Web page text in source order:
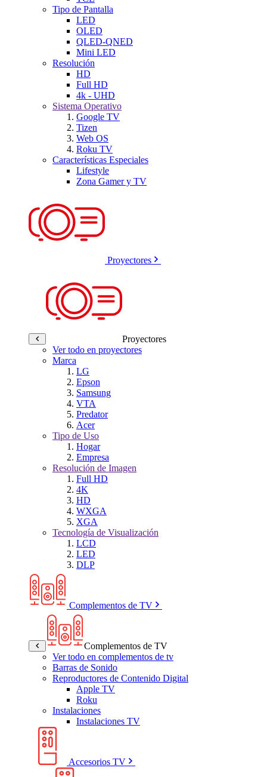
Tipo de Pantalla
LED
OLED
QLED-QNED
Mini LED
Resolución
HD
Full HD
4k - UHD
Sistema Operativo
Google TV
Tizen
Web OS
Roku TV
Características Especiales
Lifestyle
Zona Gamer y TV
Proyectores
Proyectores
Ver todo en proyectores
Marca
LG
Epson
Samsung
VTA
Predator
Acer
Tipo de Uso
Hogar
Empresa
Resolución de Imagen
Full HD
4K
HD
WXGA
XGA
Tecnología de Visualización
LCD
LED
DLP
Complementos de TV
Complementos de TV
Ver todo en complementos de tv
Barras de Sonido
Reproductores de Contenido Digital
Apple TV
Roku
Instalaciones
Instalaciones TV
Accesorios TV